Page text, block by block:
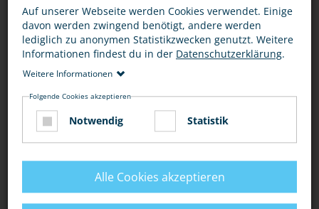
findest du eine Vorlage. Du kannst das Faltblatt
direkt
herunterladen oder kostenlos bestellen.
BEWERTUNG
DIESEN ARTIKEL ...
Auf unserer Webseite werden Cookies verwendet. Einige
davon werden zwingend benötigt, andere werden
lediglich zu anonymen Statistikzwecken genutzt. Weitere
Informationen findest du in der Datenschutzerklärung.
Weitere Informationen
Folgende Cookies akzeptieren
Notwendig Statistik
Alle Cookies akzeptieren